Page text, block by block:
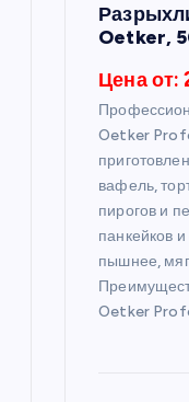
Oetker,
Цена от:
Oetker
вафель,
пирогов и
панкейков
пышнее,
Oetker